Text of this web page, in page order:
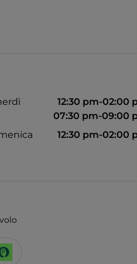
12:30 pm-02:00
07:30 pm-09:00
12:30 pm-02:00